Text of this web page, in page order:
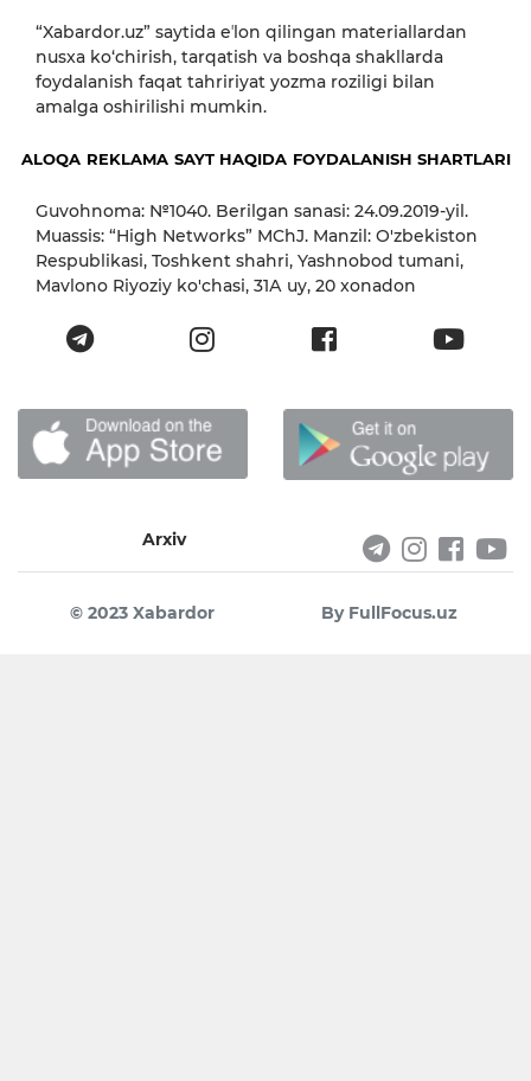
“Xabardor.uz” saytida eʼlon qilingan materiallardan
nusxa ko‘chirish, tarqatish va boshqa shakllarda
foydalanish faqat tahririyat yozma roziligi bilan
amalga oshirilishi mumkin.
ALOQA REKLAMA SAYT HAQIDA FOYDALANISH SHARTLARI
Guvohnoma: №1040. Berilgan sanasi: 24.09.2019-yil.
Muassis: “High Networks” MChJ. Manzil: O'zbekiston
Respublikasi, Toshkent shahri, Yashnobod tumani,
Mavlono Riyoziy ko'chasi, 31А uy, 20 xonadon
Arxiv
© 2023 Xabardor By FullFocus.uz